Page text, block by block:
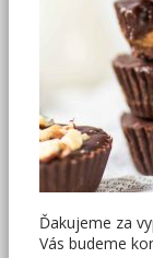
Ďakujeme za
Vás budeme